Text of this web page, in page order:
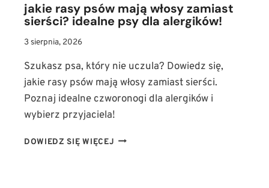
PSEM
jakie rasy psów mają włosy zamiast
sierści? idealne psy dla alergików!
3 sierpnia, 2026
Szukasz psa, który nie uczula? Dowiedz się,
jakie rasy psów mają włosy zamiast sierści.
Poznaj idealne czworonogi dla alergików i
wybierz przyjaciela!
DOWIEDZ SIĘ WIĘCEJ JAKIE